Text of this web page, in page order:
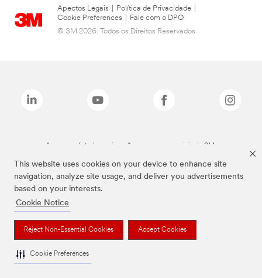
This website uses cookies on your device to enhance site
navigation, analyze site usage, and deliver you advertisements
based on your interests.
Cookie Notice
Reject Non-Essential Cookies Accept Cookies
Cookie Preferences
Apectos Legais Política de Privacidade
Cookie Preferences
Fale com o DPO
© 3M 2026. Todos os Direitos Reservados.
As marcas listadas a cima são marcas comerciais da 3M.